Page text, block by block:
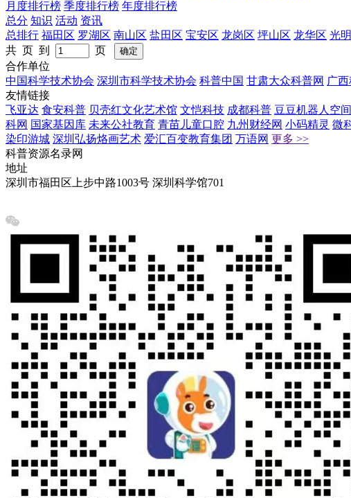
月度排行榜 季度排行榜 年度排行榜
总分 知识 活动 资讯
总排行 福田区 罗湖区 南山区 盐田区 宝安区 龙岗区 坪山区 龙华区 光
共 页 到
页
合作单位
中国科学技术协会 深圳市科学技术协会 科普中国 甘肃大众科普网 广
友情链接
飞亚达 食安科普 贝壳红文化艺术馆 文恺科技 成都科普 豆豆机器人空
科网 国家基因库 未来公社教育 青苗儿童口腔 九州财经网 小码精灵 微
染印游城 深圳弘扬烙画艺术 爱汇百变教育集团 万语网 更多 >>
科普资源名录网
地址
深圳市福田区上步中路1003号 深圳科学馆701